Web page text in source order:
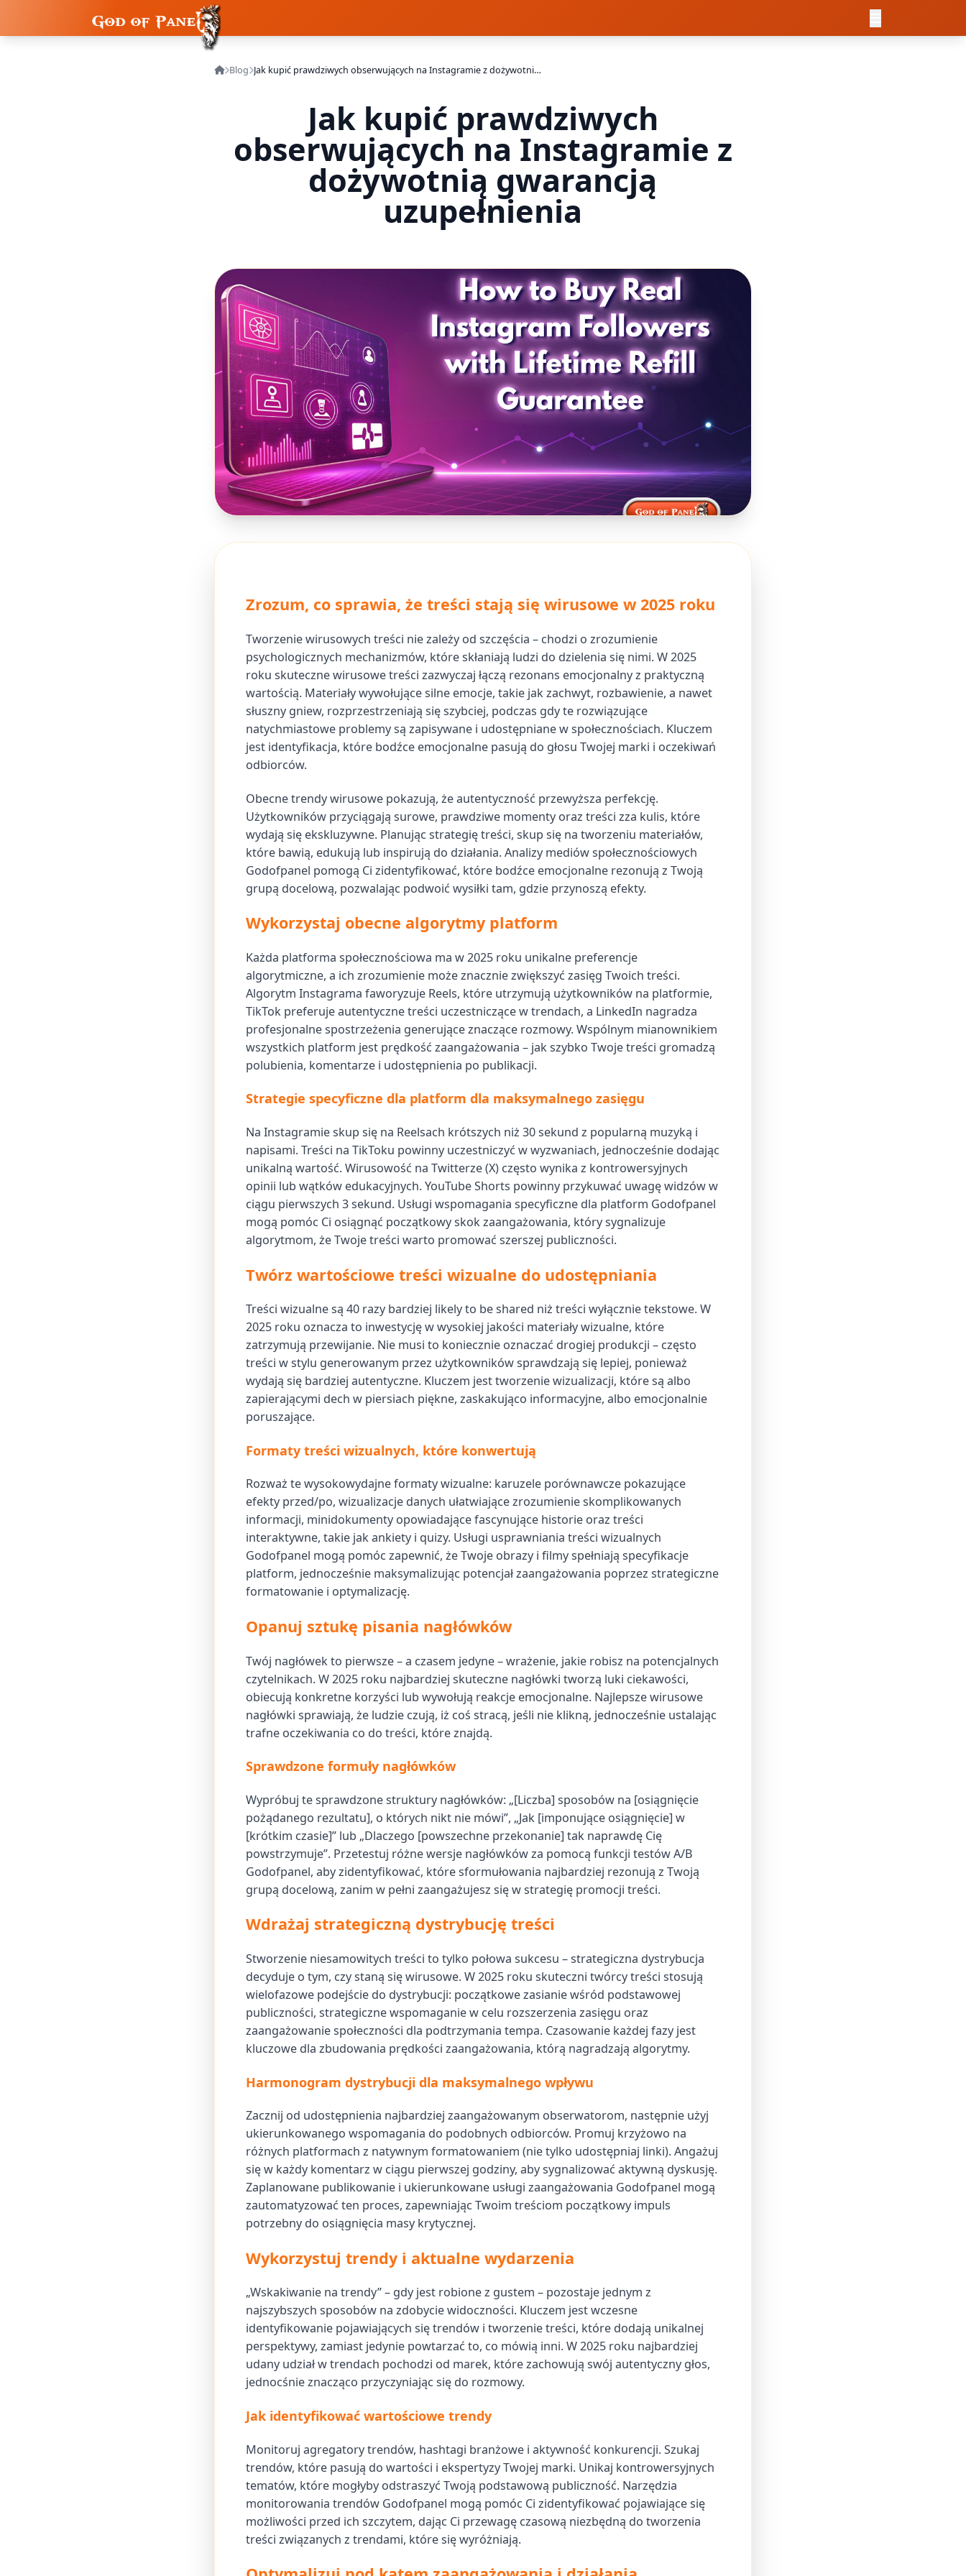
Blog Jak kupić prawdziwych obserwujących na Instagramie z dożywotnią gwarancją uzupełnienia
Jak kupić prawdziwych
obserwujących na Instagramie z
dożywotnią gwarancją
uzupełnienia
Zrozum, co sprawia, że treści stają się wirusowe w 2025 roku
Tworzenie wirusowych treści nie zależy od szczęścia – chodzi o zrozumienie
psychologicznych mechanizmów, które skłaniają ludzi do dzielenia się nimi. W 2025
roku skuteczne wirusowe treści zazwyczaj łączą rezonans emocjonalny z praktyczną
wartością. Materiały wywołujące silne emocje, takie jak zachwyt, rozbawienie, a nawet
słuszny gniew, rozprzestrzeniają się szybciej, podczas gdy te rozwiązujące
natychmiastowe problemy są zapisywane i udostępniane w społecznościach. Kluczem
jest identyfikacja, które bodźce emocjonalne pasują do głosu Twojej marki i oczekiwań
odbiorców.
Obecne trendy wirusowe pokazują, że autentyczność przewyższa perfekcję.
Użytkowników przyciągają surowe, prawdziwe momenty oraz treści zza kulis, które
wydają się ekskluzywne. Planując strategię treści, skup się na tworzeniu materiałów,
które bawią, edukują lub inspirują do działania. Analizy mediów społecznościowych
Godofpanel pomogą Ci zidentyfikować, które bodźce emocjonalne rezonują z Twoją
grupą docelową, pozwalając podwoić wysiłki tam, gdzie przynoszą efekty.
Wykorzystaj obecne algorytmy platform
Każda platforma społecznościowa ma w 2025 roku unikalne preferencje
algorytmiczne, a ich zrozumienie może znacznie zwiększyć zasięg Twoich treści.
Algorytm Instagrama faworyzuje Reels, które utrzymują użytkowników na platformie,
TikTok preferuje autentyczne treści uczestniczące w trendach, a LinkedIn nagradza
profesjonalne spostrzeżenia generujące znaczące rozmowy. Wspólnym mianownikiem
wszystkich platform jest prędkość zaangażowania – jak szybko Twoje treści gromadzą
polubienia, komentarze i udostępnienia po publikacji.
Strategie specyficzne dla platform dla maksymalnego zasięgu
Na Instagramie skup się na Reelsach krótszych niż 30 sekund z popularną muzyką i
napisami. Treści na TikToku powinny uczestniczyć w wyzwaniach, jednocześnie dodając
unikalną wartość. Wirusowość na Twitterze (X) często wynika z kontrowersyjnych
opinii lub wątków edukacyjnych. YouTube Shorts powinny przykuwać uwagę widzów w
ciągu pierwszych 3 sekund. Usługi wspomagania specyficzne dla platform Godofpanel
mogą pomóc Ci osiągnąć początkowy skok zaangażowania, który sygnalizuje
algorytmom, że Twoje treści warto promować szerszej publiczności.
Twórz wartościowe treści wizualne do udostępniania
Treści wizualne są 40 razy bardziej likely to be shared niż treści wyłącznie tekstowe. W
2025 roku oznacza to inwestycję w wysokiej jakości materiały wizualne, które
zatrzymują przewijanie. Nie musi to koniecznie oznaczać drogiej produkcji – często
treści w stylu generowanym przez użytkowników sprawdzają się lepiej, ponieważ
wydają się bardziej autentyczne. Kluczem jest tworzenie wizualizacji, które są albo
zapierającymi dech w piersiach piękne, zaskakująco informacyjne, albo emocjonalnie
poruszające.
Formaty treści wizualnych, które konwertują
Rozważ te wysokowydajne formaty wizualne: karuzele porównawcze pokazujące
efekty przed/po, wizualizacje danych ułatwiające zrozumienie skomplikowanych
informacji, minidokumenty opowiadające fascynujące historie oraz treści
interaktywne, takie jak ankiety i quizy. Usługi usprawniania treści wizualnych
Godofpanel mogą pomóc zapewnić, że Twoje obrazy i filmy spełniają specyfikacje
platform, jednocześnie maksymalizując potencjał zaangażowania poprzez strategiczne
formatowanie i optymalizację.
Opanuj sztukę pisania nagłówków
Twój nagłówek to pierwsze – a czasem jedyne – wrażenie, jakie robisz na potencjalnych
czytelnikach. W 2025 roku najbardziej skuteczne nagłówki tworzą luki ciekawości,
obiecują konkretne korzyści lub wywołują reakcje emocjonalne. Najlepsze wirusowe
nagłówki sprawiają, że ludzie czują, iż coś stracą, jeśli nie klikną, jednocześnie ustalając
trafne oczekiwania co do treści, które znajdą.
Sprawdzone formuły nagłówków
Wypróbuj te sprawdzone struktury nagłówków: „[Liczba] sposobów na [osiągnięcie
pożądanego rezultatu], o których nikt nie mówi”, „Jak [imponujące osiągnięcie] w
[krótkim czasie]” lub „Dlaczego [powszechne przekonanie] tak naprawdę Cię
powstrzymuje”. Przetestuj różne wersje nagłówków za pomocą funkcji testów A/B
Godofpanel, aby zidentyfikować, które sformułowania najbardziej rezonują z Twoją
grupą docelową, zanim w pełni zaangażujesz się w strategię promocji treści.
Wdrażaj strategiczną dystrybucję treści
Stworzenie niesamowitych treści to tylko połowa sukcesu – strategiczna dystrybucja
decyduje o tym, czy staną się wirusowe. W 2025 roku skuteczni twórcy treści stosują
wielofazowe podejście do dystrybucji: początkowe zasianie wśród podstawowej
publiczności, strategiczne wspomaganie w celu rozszerzenia zasięgu oraz
zaangażowanie społeczności dla podtrzymania tempa. Czasowanie każdej fazy jest
kluczowe dla zbudowania prędkości zaangażowania, którą nagradzają algorytmy.
Harmonogram dystrybucji dla maksymalnego wpływu
Zacznij od udostępnienia najbardziej zaangażowanym obserwatorom, następnie użyj
ukierunkowanego wspomagania do podobnych odbiorców. Promuj krzyżowo na
różnych platformach z natywnym formatowaniem (nie tylko udostępniaj linki). Angażuj
się w każdy komentarz w ciągu pierwszej godziny, aby sygnalizować aktywną dyskusję.
Zaplanowane publikowanie i ukierunkowane usługi zaangażowania Godofpanel mogą
zautomatyzować ten proces, zapewniając Twoim treściom początkowy impuls
potrzebny do osiągnięcia masy krytycznej.
Wykorzystuj trendy i aktualne wydarzenia
„Wskakiwanie na trendy” – gdy jest robione z gustem – pozostaje jednym z
najszybszych sposobów na zdobycie widoczności. Kluczem jest wczesne
identyfikowanie pojawiających się trendów i tworzenie treści, które dodają unikalnej
perspektywy, zamiast jedynie powtarzać to, co mówią inni. W 2025 roku najbardziej
udany udział w trendach pochodzi od marek, które zachowują swój autentyczny głos,
jednocśnie znacząco przyczyniając się do rozmowy.
Jak identyfikować wartościowe trendy
Monitoruj agregatory trendów, hashtagi branżowe i aktywność konkurencji. Szukaj
trendów, które pasują do wartości i ekspertyzy Twojej marki. Unikaj kontrowersyjnych
tematów, które mogłyby odstraszyć Twoją podstawową publiczność. Narzędzia
monitorowania trendów Godofpanel mogą pomóc Ci zidentyfikować pojawiające się
możliwości przed ich szczytem, dając Ci przewagę czasową niezbędną do tworzenia
treści związanych z trendami, które się wyróżniają.